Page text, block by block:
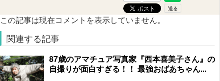
この記事は現在コメントを表示していません。
関連する記事
87歳のアマチュア写真家『西本喜美子さん』の
自撮りが面白すぎる！！ 最強おばあちゃん...